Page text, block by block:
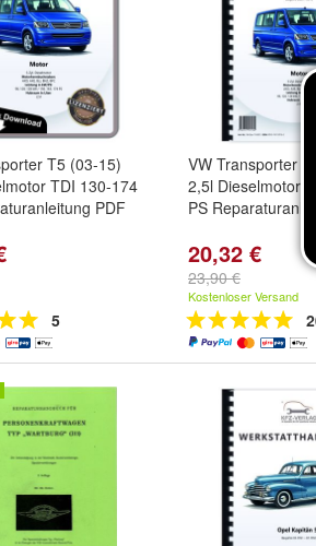
T5 (03-15)
TDI 130-174
PDF
5
VW Transporter
2,5l Dieselmotor
PS
20,32 €
23,90 €
Kostenloser Versand